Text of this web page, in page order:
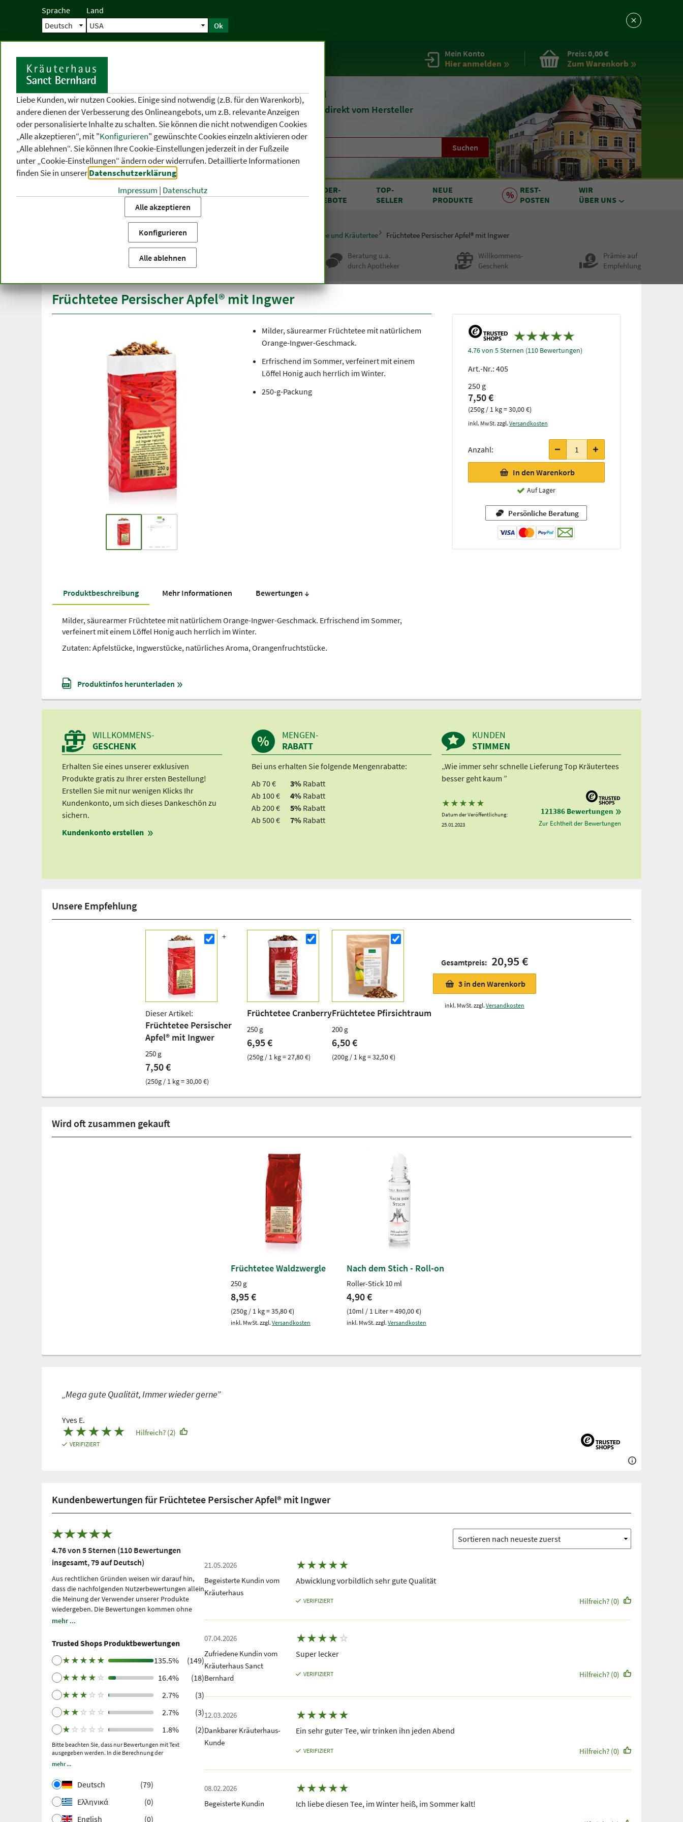
Sprache Land
Ok
Startseite Mein Konto
Hier anmelden
Preis:0,00 €
Zum Warenkorb
Seit 1903Naturheilmittel
undKosmetik direkt vom Hersteller
Suchen
KATEGORIEN
THEMEN-
BEREICHE
VON A BIS Z
SONDER-
ANGEBOTE
TOP-
SELLER
NEUE
PRODUKTE
REST-
POSTEN
WIR
ÜBER UNS
Startseite Produktkategorien Früchtetee und Kräutertee
Früchtetee Persischer Apfel® mit Ingwer
Beratung u.a.
durch Apotheker
Willkommens-
Geschenk
Prämie auf
Empfehlung
Früchtetee Persischer Apfel® mit Ingwer
4.76 von 5 Sternen (110 Bewertungen)
Art.-Nr.: 405
250 g
7,50 €
(250g / 1 kg = 30,00 €)
inkl. MwSt. zzgl. Versandkosten
Anzahl:
In den Warenkorb
Auf Lager
Persönliche Beratung
Milder, säurearmer Früchtetee mit natürlichem
Orange-Ingwer-Geschmack.
Erfrischend im Sommer, verfeinert mit einem
Löffel Honig auch herrlich im Winter.
250-g-Packung
Produkt­beschreibung Mehr Informationen Bewer­tungen ↓
Milder, säurearmer Früchtetee mit natürlichem Orange-Ingwer-Geschmack. Erfrischend im Sommer,
verfeinert mit einem Löffel Honig auch herrlich im Winter.
Zutaten: Apfelstücke, Ingwerstücke, natürliches Aroma, Orangenfruchtstücke.
Produktinfos herunterladen
Unsere Empfehlung
Dieser Artikel:
Früchtetee Persischer
Apfel® mit Ingwer
250 g
7,50 €
(250g / 1 kg = 30,00 €)
Früchtetee Cranberry
250 g
6,95 €
(250g / 1 kg = 27,80 €)
Früchtetee Pfirsichtraum
200 g
6,50 €
(200g / 1 kg = 32,50 €)
Gesamtpreis: 20,95 €
3 in den Warenkorb
inkl. MwSt. zzgl. Versandkosten
Wird oft zusammen gekauft
Früchtetee Waldzwergle
250 g
8,95 €
(250g / 1 kg = 35,80 €)
inkl. MwSt. zzgl. Versandkosten
Nach dem Stich - Roll-on
Roller-Stick 10 ml
4,90 €
(10ml / 1 Liter = 490,00 €)
inkl. MwSt. zzgl. Versandkosten
„Mega gute Qualität, Immer wieder gerne”
Yves E.
★★★★★
VERIFIZIERT
Hilfreich? (2)
Kundenbewertungen für Früchtetee Persischer Apfel® mit Ingwer
4.76 von 5 Sternen (110 Bewertungen
insgesamt, 79 auf Deutsch)
Aus rechtlichen Gründen weisen wir darauf hin,
dass die nachfolgenden Nutzerbewertungen allein
die Meinung der Verwender unserer Produkte
wiedergeben. Die Bewertungen kommen ohne
unsere Einflussnahme zustande, wir geben sie
sie uns zu eigen zu machen. Bitte beachten Sie: Es
handelt sich um persönliche, individuelle
Erfahrungen, welche nicht durch Studien belegt
Dienstleister seit 2021 für die Einholung von
Bewertungen. Trusted Shops hat Maßnahmen
getroffen, um sicherzustellen, dass es sich um
echte Bewertungen handelt.Mehr Informationen.
einem getätigten Kauf und anschließender
Einladung gesammelt.
mehr ...
Trusted Shops Produktbewertungen
★ ★ ★ ★ ★ 135.5%
(149)
★ ★ ★ ★ ☆ 16.4%
(18)
★ ★ ★ ☆ ☆ 2.7%
(3)
★ ★ ☆ ☆ ☆ 2.7%
(3)
★ ☆ ☆ ☆ ☆ 1.8% (2)
Bitte beachten Sie, dass nur Bewertungen mit Text
ausgegeben werden. In die Berechnung der
Gesamtbewertung fließen auch Sternebewertungen ohne
mehr ...
Deutsch
(79)
Ελληνικά
(0)
English
(0)
21.05.2026
Begeisterte Kundin vom
Kräuterhaus
★★★★★
Abwicklung vorbildlich sehr gute Qualität
VERIFIZIERT Hilfreich? (0)
07.04.2026
Zufriedene Kundin vom
Kräuterhaus Sanct
Bernhard
★★★★ ☆
Super lecker
VERIFIZIERT Hilfreich? (0)
12.03.2026
Dankbarer Kräuterhaus-
Kunde
★★★★★
Ein sehr guter Tee, wir trinken ihn jeden Abend
VERIFIZIERT Hilfreich? (0)
08.02.2026
Begeisterte Kundin
★★★★★
Ich liebe diesen Tee, im Winter heiß, im Sommer kalt!
WILLKOMMENS-
GESCHENK
Erhalten Sie eines unserer exklusiven
Produkte gratis zu Ihrer ersten Bestellung!
Erstellen Sie mit nur wenigen Klicks Ihr
Kundenkonto, um sich dieses Dankeschön zu
sichern.
Kundenkonto erstellen
MENGEN-
RABATT
Bei uns erhalten Sie folgende Mengenrabatte:
Ab 70 €
3% Rabatt
Ab 100 €
4% Rabatt
Ab 200 €
5% Rabatt
Ab 500 €
7% Rabatt
KUNDEN
STIMMEN
„Wie immer sehr schnelle Lieferung Top Kräutertees
besser geht kaum ”
★ ★ ★ ★ ★
Datum der Veröffentlichung:
25.01.2023
121386 Bewertungen
Zur Echtheit der Bewertungen
Liebe Kunden, wir nutzen Cookies. Einige sind notwendig (z.B. für den Warenkorb),
andere dienen der Verbesserung des Onlineangebots, um z.B. relevante Anzeigen
oder personalisierte Inhalte zu schalten. Sie können die nicht notwendigen Cookies
„Alle akzeptieren“, mit "Konfigurieren" gewünschte Cookies einzeln aktivieren oder
„Alle ablehnen“. Sie können Ihre Cookie-Einstellungen jederzeit in der Fußzeile
unter „Cookie-Einstellungen“ ändern oder widerrufen. Detaillierte Informationen
finden Sie in unsererDatenschutzerklärung
Impressum | Datenschutz
Alle akzeptieren
Konfigurieren
Alle ablehnen